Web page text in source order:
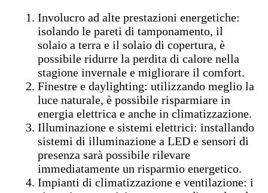
Involucro ad alte prestazioni energetiche:
isolando le pareti di tamponamento, il
solaio a terra e il solaio di copertura, è
possibile ridurre la perdita di calore nella
stagione invernale e migliorare il comfort.
Finestre e daylighting: utilizzando meglio la
luce naturale, è possibile risparmiare in
energia elettrica e anche in climatizzazione.
Illuminazione e sistemi elettrici: installando
sistemi di illuminazione a LED e sensori di
presenza sarà possibile rilevare
immediatamente un risparmio energetico.
Impianti di climatizzazione e ventilazione: i